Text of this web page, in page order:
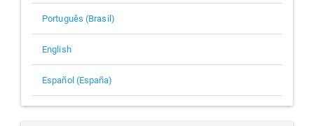
Português (Brasil)
English
Español (España)